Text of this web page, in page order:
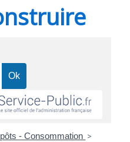
- Consommation >